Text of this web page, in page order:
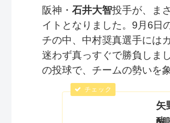
阪神・ 石井大智投手が、ま
イトとなりました。9月6日
チの中、中村奨真選手には
迷わず真っすぐで勝負しま
の投球で、チームの勢いを
矢